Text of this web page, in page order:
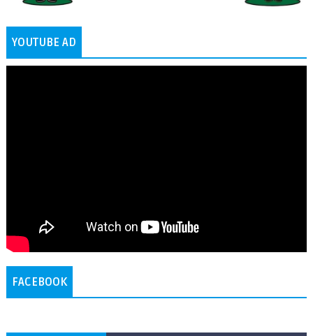
YOUTUBE AD
FACEBOOK